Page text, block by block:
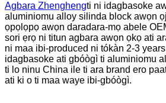
Agbara Zhenghengti ni idagbasoke
aluminiomu alloy silinda block awọn
ọpọlọpọ awọn daradara-mọ abele
sori ẹrọ ni titun agbara awọn ọkọ ati
ni maa ibi-produced ni tókàn 2-3
idagbasoke ati gbóògì ti aluminiomu
ti lo ninu China ile ti ara brand ero
ati ki o ti maa waye ibi-gbóògì.